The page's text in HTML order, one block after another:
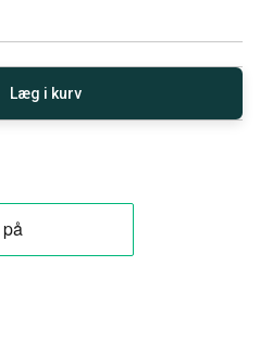
Læg i kurv